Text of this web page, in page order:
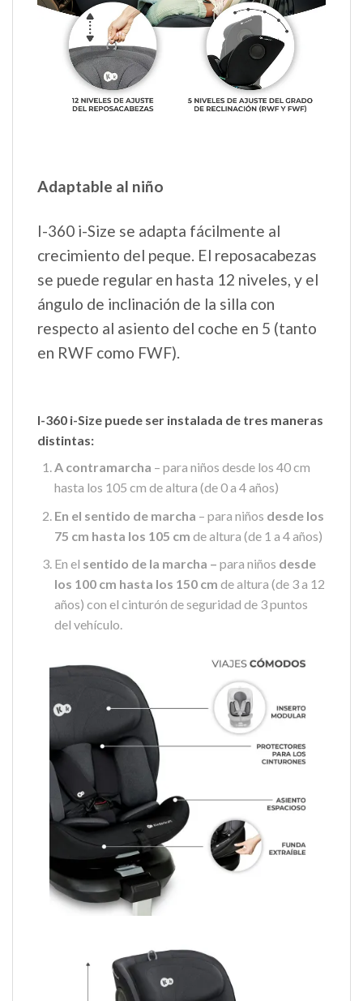
Adaptable al niño
I-360 i-Size se adapta fácilmente al
crecimiento del peque. El reposacabezas
se puede regular en hasta 12 niveles, y el
ángulo de inclinación de la silla con
respecto al asiento del coche en 5 (tanto
en RWF como FWF).
I-360 i-Size puede ser instalada de tres maneras
distintas:
A contramarcha – para niños desde los 40 cm
hasta los 105 cm de altura (de 0 a 4 años)
En el sentido de marcha – para niños desde los
75 cm hasta los 105 cm de altura (de 1 a 4 años)
En el sentido de la marcha – para niños desde
los 100 cm hasta los 150 cm de altura (de 3 a 12
años) con el cinturón de seguridad de 3 puntos
del vehículo.